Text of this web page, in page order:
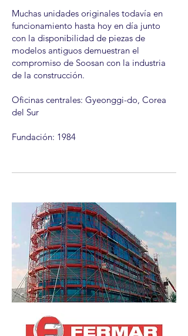
Muchas unidades originales todavía en
funcionamiento hasta hoy en día junto
con la disponibilidad de piezas de
modelos antiguos demuestran el
compromiso de Soosan con la industria
de la construcción.
Oficinas centrales: Gyeonggi-do, Corea
del Sur
Fundación: 1984